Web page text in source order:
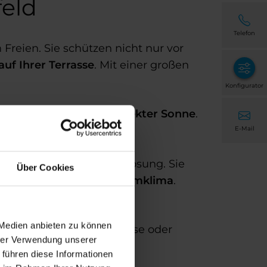
Über Cookies
anbieten zu können
Verwendung unserer
diese Informationen
Sie schützen nicht nur vor
Ihrer Terrasse. Mit einer großen
auch vor Wind und direkter Sonne.
so Ihren individuellen
sind die ideale Lösung. Sie
ein angenehmes Raumklima.
Kassettenmarkise oder
Telefon
Konfigurator
E-Mail